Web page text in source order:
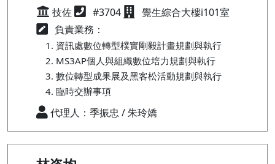
技佐 #3704
覺生綜合大樓i101室
負責業務：
資訊處數位轉型樸實剛毅計畫規劃與執行
MS3AP個人與組織數位培力規劃與執行
數位轉型成果展及黑客松活動規劃與執行
臨時交辦事項
代理人：季振忠 / 朱玲嬌